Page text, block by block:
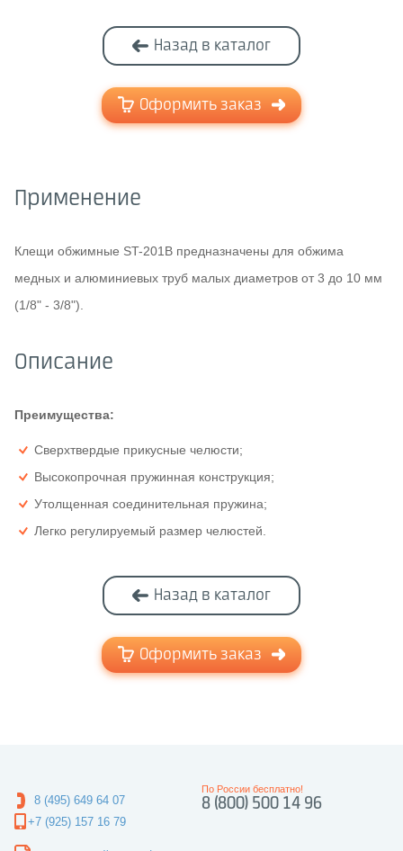
Назад в каталог
Оформить заказ
Применение
Клещи обжимные ST-201B предназначены для обжима
медных и алюминиевых труб малых диаметров от 3 до 10 мм
(1/8" - 3/8").
Описание
Преимущества:
Сверхтвердые прикусные челюсти;
Высокопрочная пружинная конструкция;
Утолщенная соединительная пружина;
Легко регулируемый размер челюстей.
Назад в каталог
Оформить заказ
8 (495) 649 64 07
+7 (925) 157 16 79
8 (800) 500 14 96
По России бесплатно!